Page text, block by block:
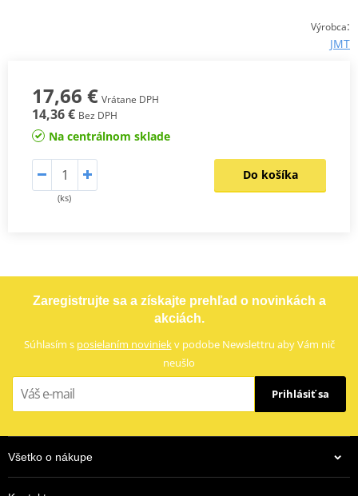
Výrobca:
JMT
17,66 € Vrátane DPH
14,36 € Bez DPH
Na centrálnom sklade
(ks)
Do košíka
Zaregistrujte sa a získajte prehľad o novinkách a
akciách.
Súhlasím s posielaním noviniekv podobe Newslettru aby Vám nič
neušlo
Prihlásiť sa
Všetko o nákupe